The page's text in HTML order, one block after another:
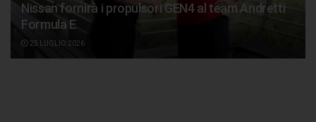
Nissan fornirà i propulsori GEN4 al team Andretti
Formula E
25 LUGLIO 2026